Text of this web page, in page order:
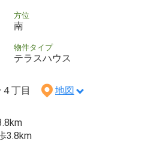
方位
南
物件タイプ
テラスハウス
４丁目 地図
3.8km